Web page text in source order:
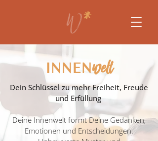
INNENwelt
Dein Schlüssel zu mehr Freiheit, Freude
und Erfüllung
Deine Innenwelt formt Deine Gedanken,
Emotionen und Entscheidungen.